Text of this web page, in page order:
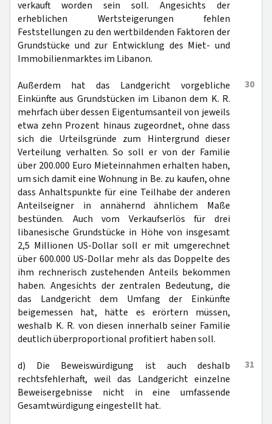
verkauft worden sein soll. Angesichts der
erheblichen Wertsteigerungen fehlen
Feststellungen zu den wertbildenden Faktoren der
Grundstücke und zur Entwicklung des Miet- und
Immobilienmarktes im Libanon.
30
Außerdem hat das Landgericht vorgebliche
Einkünfte aus Grundstücken im Libanon dem K. R.
mehrfach über dessen Eigentumsanteil von jeweils
etwa zehn Prozent hinaus zugeordnet, ohne dass
sich die Urteilsgründe zum Hintergrund dieser
Verteilung verhalten. So soll er von der Familie
über 200.000 Euro Mieteinnahmen erhalten haben,
um sich damit eine Wohnung in Be. zu kaufen, ohne
dass Anhaltspunkte für eine Teilhabe der anderen
Anteilseigner in annähernd ähnlichem Maße
bestünden. Auch vom Verkaufserlös für drei
libanesische Grundstücke in Höhe von insgesamt
2,5 Millionen US-Dollar soll er mit umgerechnet
über 600.000 US-Dollar mehr als das Doppelte des
ihm rechnerisch zustehenden Anteils bekommen
haben. Angesichts der zentralen Bedeutung, die
das Landgericht dem Umfang der Einkünfte
beigemessen hat, hätte es erörtern müssen,
weshalb K. R. von diesen innerhalb seiner Familie
deutlich überproportional profitiert haben soll.
31
d) Die Beweiswürdigung ist auch deshalb
rechtsfehlerhaft, weil das Landgericht einzelne
Beweisergebnisse nicht in eine umfassende
Gesamtwürdigung eingestellt hat.